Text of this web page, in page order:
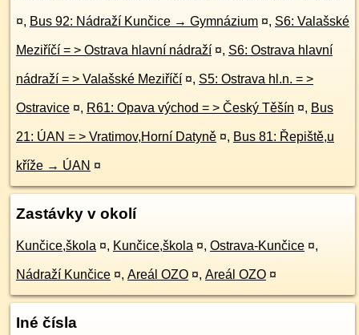
¤, Bus 92: Nádraží Kunčice → Gymnázium ¤, S6: Valašské
Meziříčí = > Ostrava hlavní nádraží ¤, S6: Ostrava hlavní
nádraží = > Valašské Meziříčí ¤, S5: Ostrava hl.n. = >
Ostravice ¤, R61: Opava východ = > Český Těšín ¤, Bus
21: ÚAN = > Vratimov,Horní Datyně ¤, Bus 81: Řepiště,u
kříže → ÚAN ¤
Zastávky v okolí
Kunčice,škola ¤, Kunčice,škola ¤, Ostrava-Kunčice ¤,
Nádraží Kunčice ¤, Areál OZO ¤, Areál OZO ¤
Iné čísla